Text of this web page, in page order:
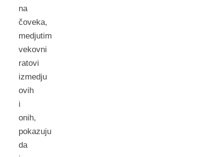
na
čoveka,
medjutim
vekovni
ratovi
izmedju
ovih
i
onih,
pokazuju
da